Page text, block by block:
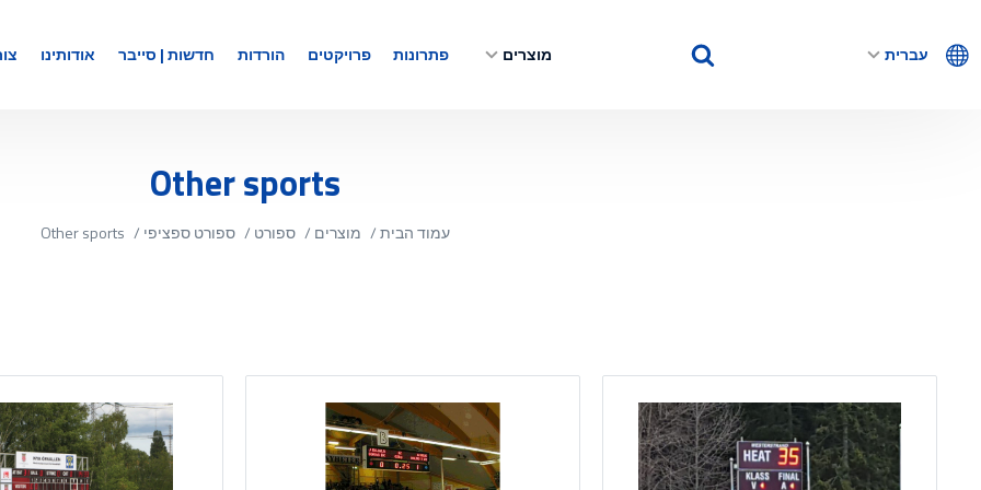
מוצרים פתרונות פרויקטים הורדות חדשות | סייבר אודותינו עברית
Other sports
עמוד הבית/ מוצרים / ספורט / ספורט ספציפי /
Other sports